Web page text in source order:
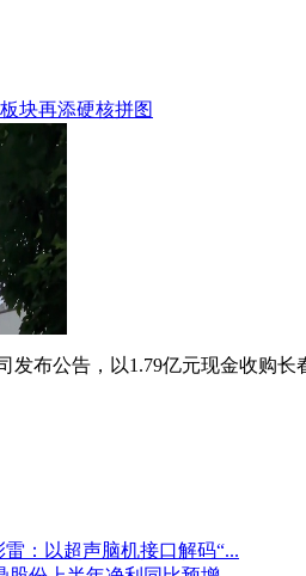
块再添硬核拼图
发布公告，以1.79亿元现金收购
：以超声脑机接口解码“...